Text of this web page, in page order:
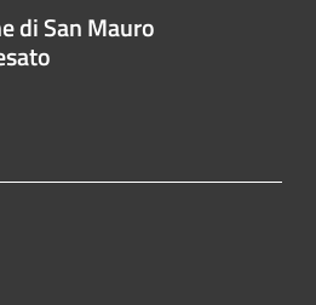
di San Mauro